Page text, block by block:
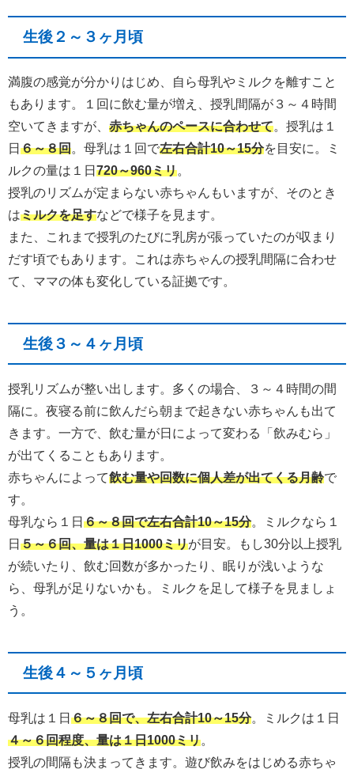
生後２～３ヶ月頃
満腹の感覚が分かりはじめ、自ら母乳やミルクを離すこと
もあります。１回に飲む量が増え、授乳間隔が３～４時間
空いてきますが、 赤ちゃんのペースに合わせて 。授乳は１
日 ６～８回 。母乳は１回で左右合計10～15分を目安に。ミ
ルクの量は１日 720～960ミリ
授乳のリズムが定まらない赤ちゃんもいますが、そのとき
はミルクを足すなどで様子を見ます。
また、これまで授乳のたびに乳房が張っていたのが収まり
だす頃でもあります。これは赤ちゃんの授乳間隔に合わせ
て、ママの体も変化している証拠です。
生後３～４ヶ月頃
授乳リズムが整い出します。多くの場合、３～４時間の間
隔に。夜寝る前に飲んだら朝まで起きない赤ちゃんも出て
きます。一方で、飲む量が日によって変わる「飲みむら」
が出てくることもあります。
赤ちゃんによって飲む量や回数に個人差が出てくる月齢で
す。
母乳なら１日 ６～８回で左右合計10～15分。ミルクなら１
日 ５～６回、量は１日1000ミリが目安。もし30分以上授乳
が続いたり、飲む回数が多かったり、眠りが浅いような
ら、母乳が足りないかも。ミルクを足して様子を見ましょ
う。
生後４～５ヶ月頃
母乳は１日 ６～８回で、左右合計10～15分。ミルクは１日
４～６回程度、量は１日1000ミリ
授乳の間隔も決まってきます。遊び飲みをはじめる赤ちゃ